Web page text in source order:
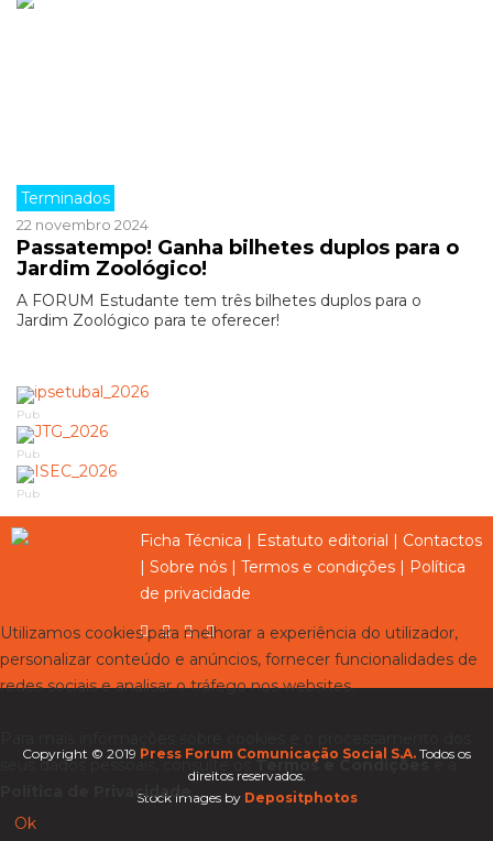
Terminados
22 novembro 2024
Passatempo! Ganha bilhetes duplos para o
Jardim Zoológico!
A FORUM Estudante tem três bilhetes duplos para o
Jardim Zoológico para te oferecer!
Pub
Pub
Pub
Ficha Técnica Estatuto editorial
Contactos
Sobre nós Termos e condições
Política
de privacidade
Copyright © 2019 Press Forum Comunicação Social S.A. Todos os
direitos reservados.
Stock images by Depositphotos
Utilizamos cookies para melhorar a experiência do utilizador,
personalizar conteúdo e anúncios, fornecer funcionalidades de
redes sociais e analisar o tráfego nos websites.
seus dados pessoais, consulte osTermos e Condiçõese a
Política de Privacidade.
Ok